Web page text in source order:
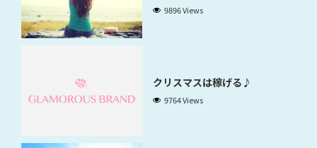
9896 Views
クリスマスは稼げる♪
9764 Views